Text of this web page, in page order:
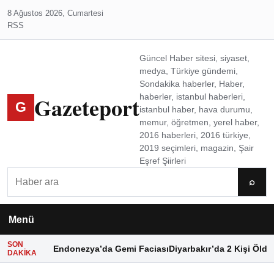
8 Ağustos 2026, Cumartesi
RSS
G Gazeteport
Güncel Haber sitesi, siyaset,
medya, Türkiye gündemi,
Sondakika haberler, Haber,
haberler, istanbul haberleri,
istanbul haber, hava durumu,
memur, öğretmen, yerel haber,
2016 haberleri, 2016 türkiye,
2019 seçimleri, magazin, Şair
Eşref Şiirleri
⌕
Menü
SON
DAKIKA
Endonezya’da Gemi FaciasıDiyarbakır’da 2 Kişi Öldü